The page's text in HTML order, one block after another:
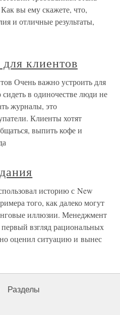
вы ему скажете, что,
и отличные результаты,
клиентов
Очень важно устроить для
в одиночестве люди не
журналы, это
Клиенты хотят
выпить кофе и
историю с New
того, как далеко могут
иллюзии. Менеджмент
взгляд рациональных
оценил ситуацию и вынес
Разделы